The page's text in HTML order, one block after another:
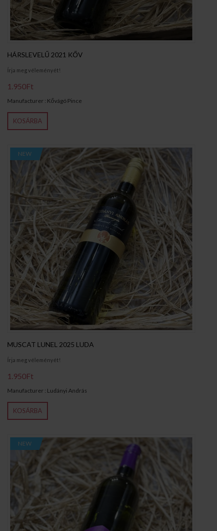
HÁRSLEVELŰ 2021 KŐV
Írja meg véleményét!
1.950Ft
Manufacturer : Kővágó Pince
KOSÁRBA
NEW
MUSCAT LUNEL 2025 LUDA
Írja meg véleményét!
1.950Ft
Manufacturer : Ludányi András
KOSÁRBA
NEW